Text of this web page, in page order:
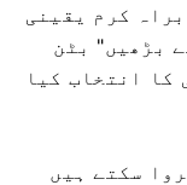
کرم یقینی
بڑھیں" بٹن
کا انتخاب کیا
سکتے ہیں